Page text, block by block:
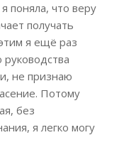
поняла, что веру
получать
я ещё раз
руководства
не признаю
Потому
, без
я легко могу